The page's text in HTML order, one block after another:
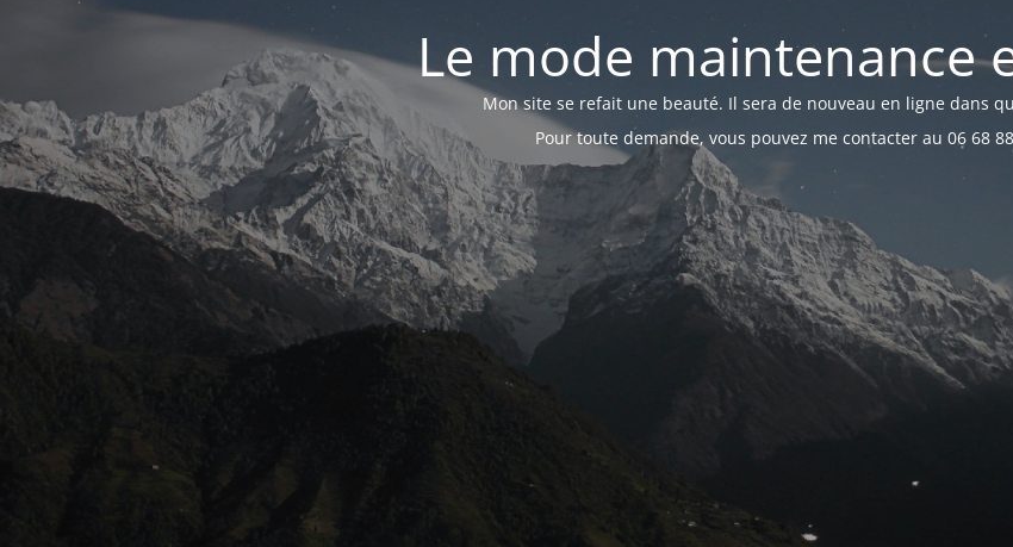
Le mode maintenance
Mon site se refait une beauté. Il sera de nouveau en ligne dans
Pour toute demande, vous pouvez me contacter au 06 68